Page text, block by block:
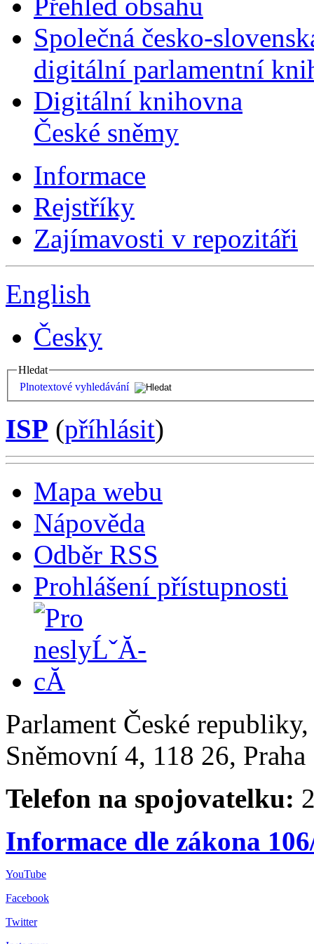
Společná česko-
digitální parlamentní
Digitální knihovna
České sněmy
Informace
Rejstříky
Zajímavosti v repozitáři
English
Česky
Hledat
Plnotextové vyhledávání
ISP (příhlásit)
Mapa webu
Nápověda
Odběr RSS
Prohlášení přístupnosti
Parlament České
Sněmovní 4, 118 26,
Telefon na spojovatelku:
Informace dle zákona
YouTube
Facebook
Twitter